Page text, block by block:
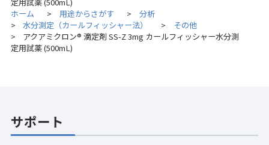
ホーム
> 用途からさがす > 分析
> 水分測定（カールフィッシャー法） > その他
>
アクアミクロン® 滴定剤 SS-Z 3mg カールフィッシャー水分測
定用試薬 (500mL)
サポート